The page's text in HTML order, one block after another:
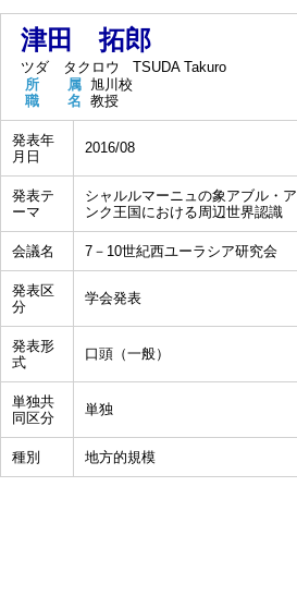
津田 拓郎
ツダ タクロウ
TSUDA Takuro
所 属 旭川校
職 名 教授
発表年
月日
2016/08
発表テ
ーマ
シャルルマーニュの象アブル・
ンク王国における周辺世界認識
会議名 7－10世紀西ユーラシア研究会
発表区
分
学会発表
発表形
式
口頭（一般）
単独共
同区分
単独
種別 地方的規模